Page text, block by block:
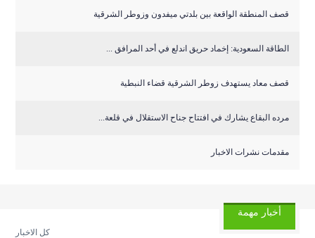
قصف المنطقة الواقعة بين بلدتي ميفدون وزوطر الشرقية
‏الطاقة السعودية: إخماد حريق اندلع في أحد المرافق ...
قصف معاد يستهدف زوطر الشرقية قضاء النبطية
مرده البقاع يشارك في افتتاح جناح الاستقلال في قلعة...
مقدمات نشرات الاخبار
أخبار مهمة
كل الاخبار